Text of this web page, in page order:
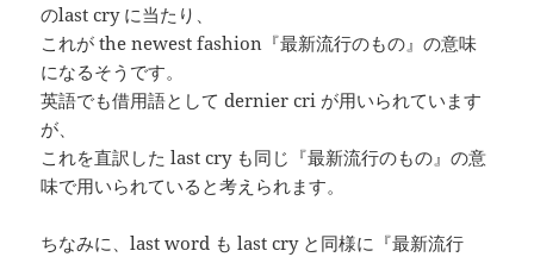
のlast cry に当たり、
これが the newest fashion『最新流行のもの』の意味
になるそうです。
英語でも借用語として dernier cri が用いられています
が、
これを直訳した last cry も同じ『最新流行のもの』の意
味で用いられていると考えられます。
ちなみに、last word も last cry と同様に『最新流行